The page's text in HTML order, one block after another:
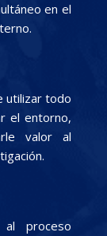
en el
utilizar todo
el entorno,
valor al
proceso